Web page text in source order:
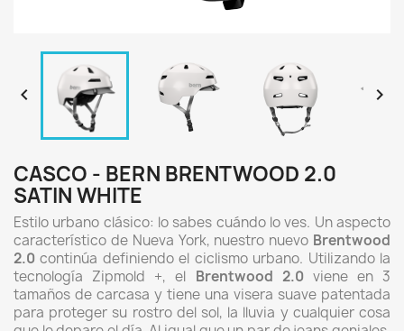
 
CASCO - BERN BRENTWOOD 2.0
SATIN WHITE
Estilo urbano clásico: lo sabes cuándo lo ves. Un aspecto
característico de Nueva York, nuestro nuevo Brentwood
2.0 continúa definiendo el ciclismo urbano. Utilizando la
tecnología Zipmold +, el Brentwood 2.0 viene en 3
tamaños de carcasa y tiene una visera suave patentada
para proteger su rostro del sol, la lluvia y cualquier cosa